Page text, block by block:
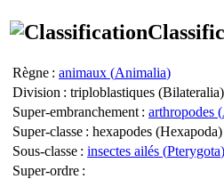
Règne : animaux (Animalia)
Division : triploblastiques (Bilateralia)
Super-embranchement : arthropodes (
Super-classe : hexapodes (Hexapoda)
Sous-classe : insectes ailés (Pterygota)
Super-ordre :